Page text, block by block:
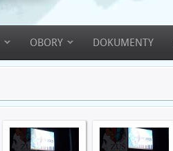
OBORY DOKUMENTY